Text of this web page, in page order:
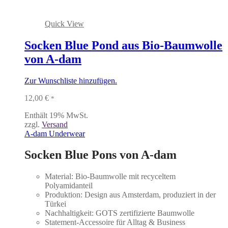
Quick View
Socken Blue Pond aus Bio-Baumwolle
von A-dam
Zur Wunschliste hinzufügen.
12,00 € *
Enthält 19% MwSt.
zzgl. Versand
A-dam Underwear
Socken Blue Pons von A-dam
Material: Bio-Baumwolle mit recyceltem
Polyamidanteil
Produktion: Design aus Amsterdam, produziert in der
Türkei
Nachhaltigkeit: GOTS zertifizierte Baumwolle
Statement-Accessoire für Alltag & Business